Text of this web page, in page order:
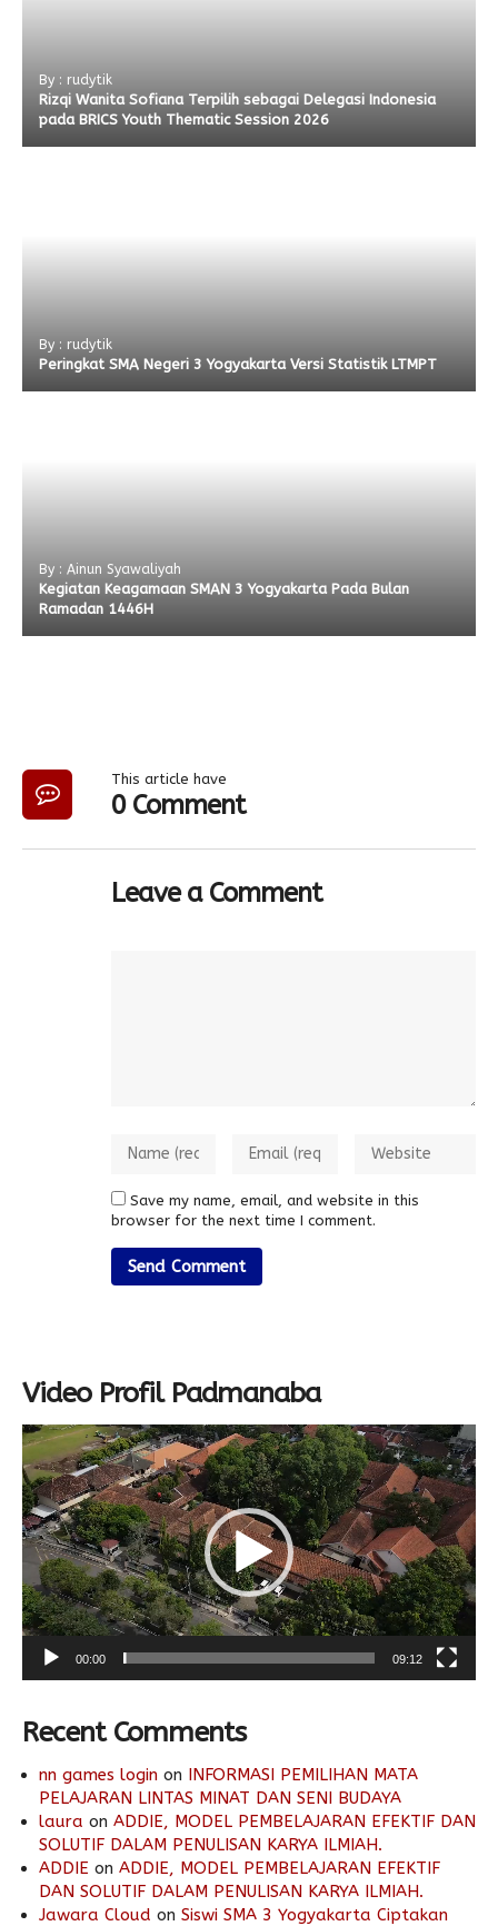
By : rudytik
Rizqi Wanita Sofiana Terpilih sebagai Delegasi Indonesia
pada BRICS Youth Thematic Session 2026
By : rudytik
Peringkat SMA Negeri 3 Yogyakarta Versi Statistik LTMPT
By : Ainun Syawaliyah
Kegiatan Keagamaan SMAN 3 Yogyakarta Pada Bulan
Ramadan 1446H
This article have
0 Comment
Leave a Comment
Save my name, email, and website in this
browser for the next time I comment.
Video Profil Padmanaba
Video
Player
00:00 09:12
Recent Comments
nn games login on INFORMASI PEMILIHAN MATA
PELAJARAN LINTAS MINAT DAN SENI BUDAYA
laura on ADDIE, MODEL PEMBELAJARAN EFEKTIF DAN
SOLUTIF DALAM PENULISAN KARYA ILMIAH.
ADDIE on ADDIE, MODEL PEMBELAJARAN EFEKTIF
DAN SOLUTIF DALAM PENULISAN KARYA ILMIAH.
Jawara Cloud on Siswi SMA 3 Yogyakarta Ciptakan